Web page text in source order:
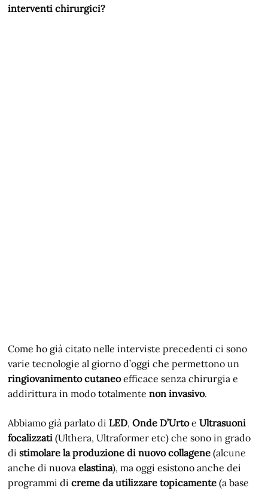
interventi chirurgici?
Come ho già citato nelle interviste precedenti ci sono
varie tecnologie al giorno d’oggi che permettono un
ringiovanimento cutaneoefficace senza chirurgia e
addirittura in modo totalmentenon invasivo.
Abbiamo già parlato diLED,Onde D’UrtoeUltrasuoni
focalizzati (Ulthera, Ultraformer etc) che sono in grado
distimolare la produzione di nuovo collagene (alcune
anche di nuovaelastina), ma oggi esistono anche dei
programmi dicreme da utilizzare topicamente (a base